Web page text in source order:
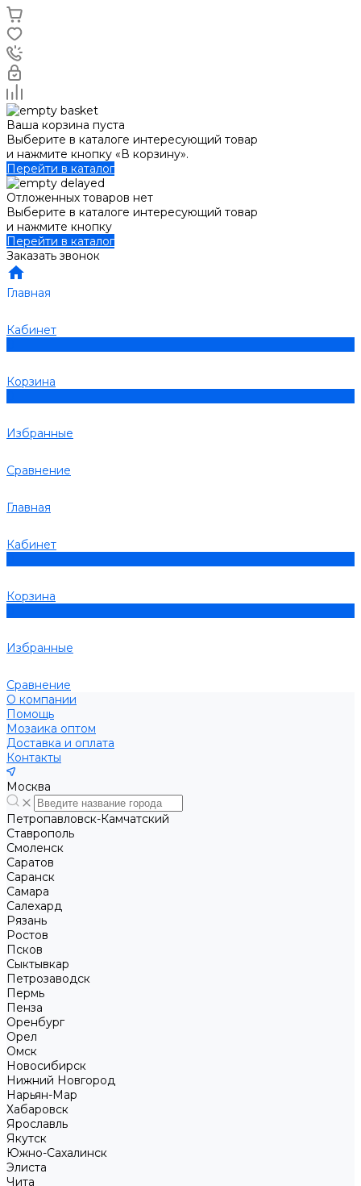
Ваша корзина пуста
Выберите в каталоге интересующий товар
и нажмите кнопку «В корзину».
Перейти в каталог
Отложенных товаров нет
Выберите в каталоге интересующий товар
и нажмите кнопку
Перейти в каталог
Заказать звонок
Главная
Кабинет
Корзина
Избранные
Сравнение
Главная
Кабинет
Корзина
Избранные
Сравнение
О компании
Помощь
Мозаика оптом
Доставка и оплата
Контакты
Москва
Петропавловск-Камчатский
Ставрополь
Смоленск
Саратов
Саранск
Самара
Салехард
Рязань
Ростов
Псков
Сыктывкар
Петрозаводск
Пермь
Пенза
Оренбург
Орел
Омск
Новосибирск
Нижний Новгород
Нарьян-Мар
Хабаровск
Ярославль
Якутск
Южно-Сахалинск
Элиста
Чита